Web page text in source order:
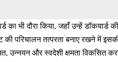
का भी दौरा किया, जहाँ उन्हें डॉकयार्ड
की परिचालन तत्परता बनाए रखने में
उन्नयन और स्वदेशी क्षमता विकसित